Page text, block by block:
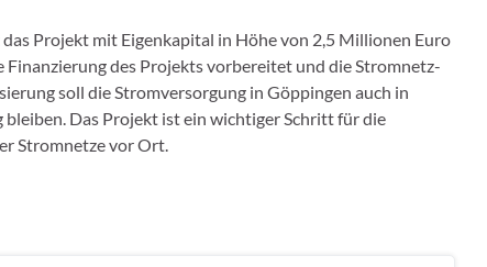
Projekt mit Eigenkapital in Höhe von 2,5 Millionen Euro
Finanzierung des Projekts vorbereitet und die Stromnetz-
soll die Stromversorgung in Göppingen auch in
Das Projekt ist ein wichtiger Schritt für die
Stromnetze vor Ort.